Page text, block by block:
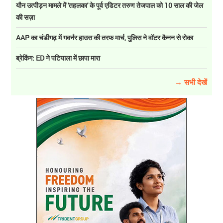
यौन उत्पीड़न मामले में 'तहलका' के पूर्व एडिटर तरुण तेजपाल को 10 साल की जेल
की सज़ा
AAP का चंडीगढ़ में गवर्नर हाउस की तरफ मार्च, पुलिस ने वॉटर कैनन से रोका
ब्रेकिंग: ED ने पटियाला में छापा मारा
→ सभी देखें